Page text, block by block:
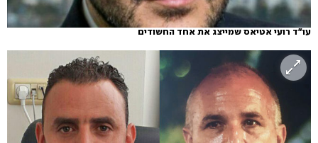
עו"ד רועי אטיאס שמייצג את אחד החשודים